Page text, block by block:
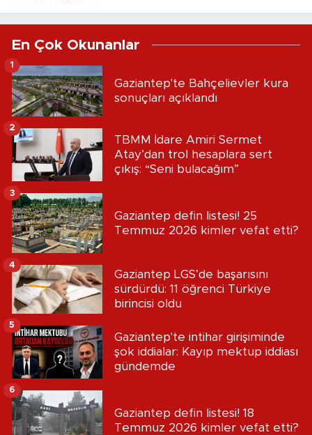
En Çok Okunanlar
Gaziantep'te Bahçelievler kura
sonuçları açıklandı
1
TBMM İdare Amiri Sermet
Atay’dan trol hesaplara sert
çıkış: “Seni bulacağım”
2
Gaziantep defin listesi! 25
Temmuz 2026 kimler vefat etti?
3
Gaziantep LGS’de başarısını
sürdürdü: 11 öğrenci Türkiye
birincisi oldu
4
Gaziantep'te intihar girişiminde
şok iddialar: Kayıp mektup iddiası
gündemde
5
Gaziantep defin listesi! 18
Temmuz 2026 kimler vefat etti?
6